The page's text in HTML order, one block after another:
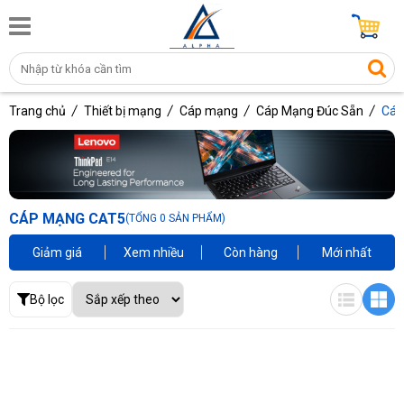
Trang chủ Thiết bị mạng Cáp mạng Cáp Mạng Đúc Sẵn
CÁP MẠNG CAT5(TỔNG 0 SẢN PHẨM)
Giảm giá Xem nhiều Còn hàng Mới nhất
Bộ lọc